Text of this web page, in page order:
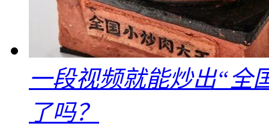
一段视频就能炒出“全
了吗？